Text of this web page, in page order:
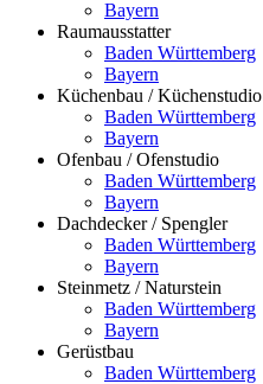
Bayern
Raumausstatter
Baden Württemberg
Bayern
Küchenbau / Küchenstudio
Baden Württemberg
Bayern
Ofenbau / Ofenstudio
Baden Württemberg
Bayern
Dachdecker / Spengler
Baden Württemberg
Bayern
Steinmetz / Naturstein
Baden Württemberg
Bayern
Gerüstbau
Baden Württemberg